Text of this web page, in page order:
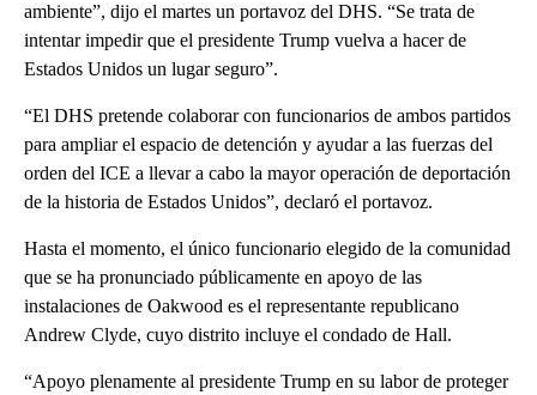
ambiente”, dijo el martes un portavoz del DHS. “Se trata de
intentar impedir que el presidente Trump vuelva a hacer de
Estados Unidos un lugar seguro”.
“El DHS pretende colaborar con funcionarios de ambos partidos
para ampliar el espacio de detención y ayudar a las fuerzas del
orden del ICE a llevar a cabo la mayor operación de deportación
de la historia de Estados Unidos”, declaró el portavoz.
Hasta el momento, el único funcionario elegido de la comunidad
que se ha pronunciado públicamente en apoyo de las
instalaciones de Oakwood es el representante republicano
Andrew Clyde, cuyo distrito incluye el condado de Hall.
“Apoyo plenamente al presidente Trump en su labor de proteger